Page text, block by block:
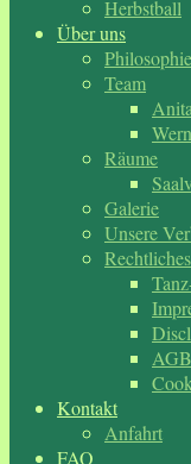
Herbstball
Über uns
Philosophie
Team
Räume
Galerie
Unsere
Rechtliches
AGB
Kontakt
Anfahrt
FAQ